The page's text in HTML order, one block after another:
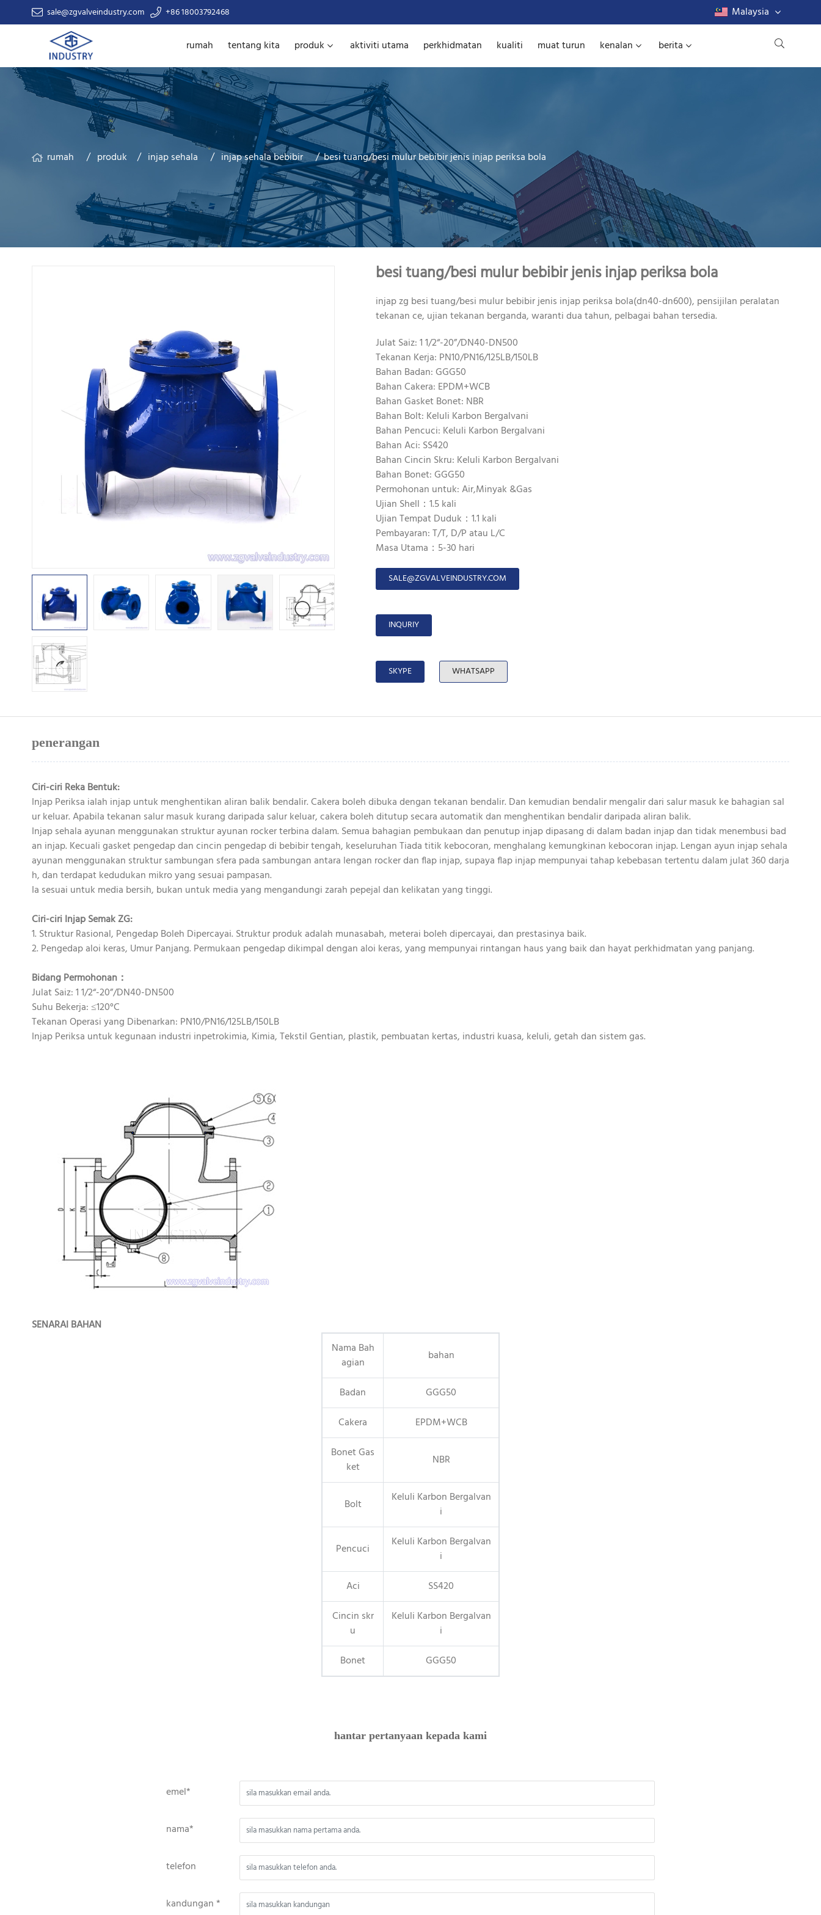
sale@zgvalveindustry.com +86 18003792468 Malaysia
rumah tentang kita produk aktiviti utama perkhidmatan kualiti muat turun kenalan berita
rumah produk injap sehala injap sehala bebibir besi tuang/besi mulur bebibir jenis injap periksa bola
besi tuang/besi mulur bebibir jenis injap periksa bola
injap zg besi tuang/besi mulur bebibir jenis injap periksa bola(dn40-dn600), pensijilan peralatan
tekanan ce, ujian tekanan berganda, waranti dua tahun, pelbagai bahan tersedia.
Julat Saiz: 1 1/2“-20”/DN40-DN500
Tekanan Kerja: PN10/PN16/125LB/150LB
Bahan Badan: GGG50
Bahan Cakera: EPDM+WCB
Bahan Gasket Bonet: NBR
Bahan Bolt: Keluli Karbon Bergalvani
Bahan Pencuci: Keluli Karbon Bergalvani
Bahan Aci: SS420
Bahan Cincin Skru: Keluli Karbon Bergalvani
Bahan Bonet: GGG50
Permohonan untuk: Air,Minyak &Gas
Ujian Shell：1.5 kali
Ujian Tempat Duduk：1.1 kali
Pembayaran: T/T, D/P atau L/C
Masa Utama：5-30 hari
SALE@ZGVALVEINDUSTRY.COM
INQURIY
SKYPE WHATSAPP
penerangan
Ciri-ciri Reka Bentuk:
Injap Periksa ialah injap untuk menghentikan aliran balik bendalir. Cakera boleh dibuka dengan tekanan bendalir. Dan kemudian bendalir mengalir dari salur masuk ke bahagian sal
ur keluar. Apabila tekanan salur masuk kurang daripada salur keluar, cakera boleh ditutup secara automatik dan menghentikan bendalir daripada aliran balik.
Injap sehala ayunan menggunakan struktur ayunan rocker terbina dalam. Semua bahagian pembukaan dan penutup injap dipasang di dalam badan injap dan tidak menembusi bad
an injap. Kecuali gasket pengedap dan cincin pengedap di bebibir tengah, keseluruhan Tiada titik kebocoran, menghalang kemungkinan kebocoran injap. Lengan ayun injap sehala
ayunan menggunakan struktur sambungan sfera pada sambungan antara lengan rocker dan flap injap, supaya flap injap mempunyai tahap kebebasan tertentu dalam julat 360 darja
h, dan terdapat kedudukan mikro yang sesuai pampasan.
Ia sesuai untuk media bersih, bukan untuk media yang mengandungi zarah pepejal dan kelikatan yang tinggi.
Ciri-ciri Injap Semak ZG:
1. Struktur Rasional, Pengedap Boleh Dipercayai. Struktur produk adalah munasabah, meterai boleh dipercayai, dan prestasinya baik.
2. Pengedap aloi keras, Umur Panjang. Permukaan pengedap dikimpal dengan aloi keras, yang mempunyai rintangan haus yang baik dan hayat perkhidmatan yang panjang.
Bidang Permohonan：
Julat Saiz: 1 1/2“-20”/DN40-DN500
Suhu Bekerja: ≤120°C
Tekanan Operasi yang Dibenarkan: PN10/PN16/125LB/150LB
Injap Periksa untuk kegunaan industri inpetrokimia, Kimia, Tekstil Gentian, plastik, pembuatan kertas, industri kuasa, keluli, getah dan sistem gas.
SENARAI BAHAN
Nama Bah
agian
bahan
Badan
GGG50
Cakera
EPDM+WCB
Bonet Gas
ket
NBR
Bolt
Keluli Karbon Bergalvan
i
Pencuci
Keluli Karbon Bergalvan
i
Aci
SS420
Cincin skr
u
Keluli Karbon Bergalvan
i
Bonet
GGG50
hantar pertanyaan kepada kami
emel*
nama*
telefon
kandungan *